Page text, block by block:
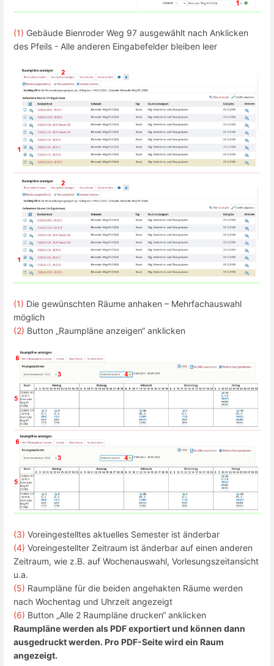
(1) Gebäude Bienroder Weg 97 ausgewählt nach Anklicken
des Pfeils - Alle anderen Eingabefelder bleiben leer
(1) Die gewünschten Räume anhaken – Mehrfachauswahl
möglich
(2) Button „Raumpläne anzeigen“ anklicken
(3) Voreingestelltes aktuelles Semester ist änderbar
(4) Voreingestellter Zeitraum ist änderbar auf einen anderen
Zeitraum, wie z.B. auf Wochenauswahl, Vorlesungszeitansicht
u.a.
(5) Raumpläne für die beiden angehakten Räume werden
nach Wochentag und Uhrzeit angezeigt
(6) Button „Alle 2 Raumpläne drucken“ anklicken
Raumpläne werden als PDF exportiert und können dann
ausgedruckt werden. Pro PDF-Seite wird ein Raum
angezeigt.